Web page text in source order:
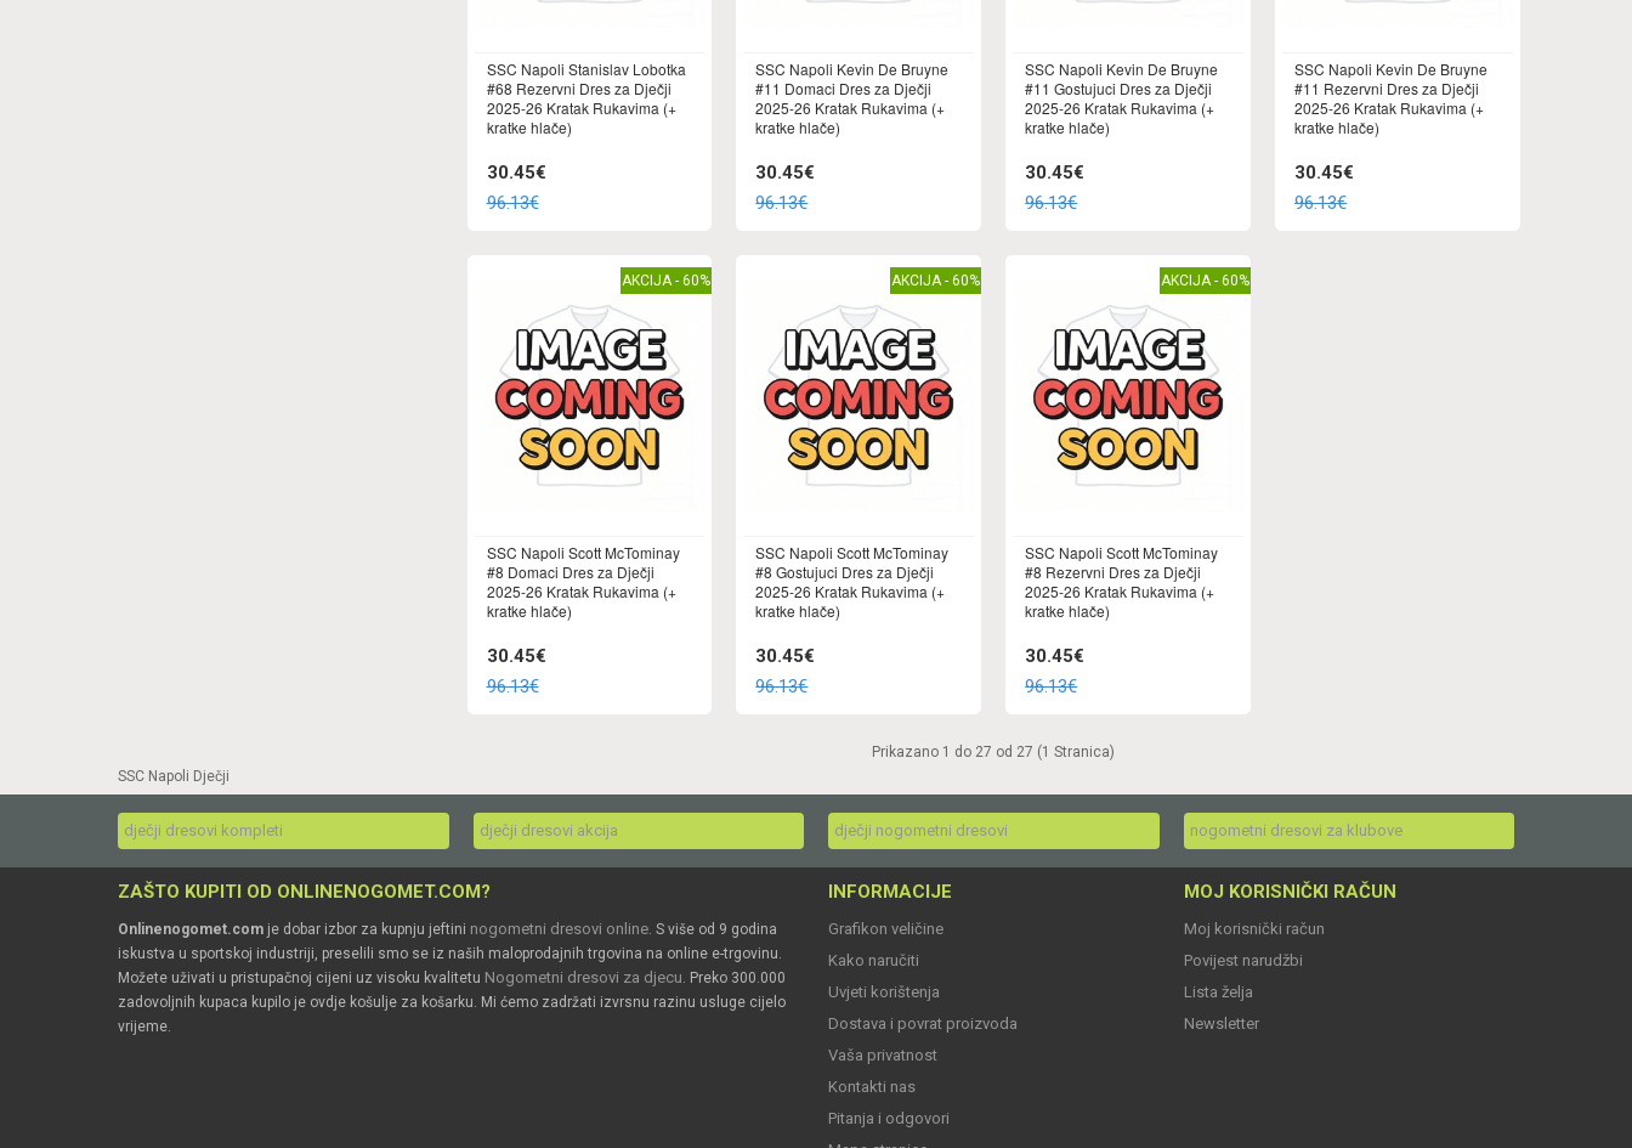
SSC Napoli Stanislav Lobotka
#68 Rezervni Dres za Dječji
2025-26 Kratak Rukavima (+
kratke hlače)
30.45€
96.13€
SSC Napoli Kevin De Bruyne
#11 Domaci Dres za Dječji
2025-26 Kratak Rukavima (+
kratke hlače)
30.45€
96.13€
SSC Napoli Kevin De Bruyne
#11 Gostujuci Dres za Dječji
2025-26 Kratak Rukavima (+
kratke hlače)
30.45€
96.13€
SSC Napoli Kevin De Bruyne
#11 Rezervni Dres za Dječji
2025-26 Kratak Rukavima (+
kratke hlače)
30.45€
96.13€
AKCIJA - 60%
SSC Napoli Scott McTominay
#8 Domaci Dres za Dječji
2025-26 Kratak Rukavima (+
kratke hlače)
30.45€
96.13€
AKCIJA - 60%
SSC Napoli Scott McTominay
#8 Gostujuci Dres za Dječji
2025-26 Kratak Rukavima (+
kratke hlače)
30.45€
96.13€
AKCIJA - 60%
SSC Napoli Scott McTominay
#8 Rezervni Dres za Dječji
2025-26 Kratak Rukavima (+
kratke hlače)
30.45€
96.13€
Prikazano 1 do 27 od 27 (1 Stranica)
SSC Napoli Dječji
dječji dresovi kompleti dječji dresovi akcija dječji nogometni dresovi nogometni dresovi za klubove
ZAŠTO KUPITI OD ONLINENOGOMET.COM?
Onlinenogomet.com je dobar izbor za kupnju jeftini nogometni dresovi online. S više od 9 godina
iskustva u sportskoj industriji, preselili smo se iz naših maloprodajnih trgovina na online e-trgovinu.
Možete uživati u pristupačnoj cijeni uz visoku kvalitetu Nogometni dresovi za djecu. Preko 300.000
zadovoljnih kupaca kupilo je ovdje košulje za košarku. Mi ćemo zadržati izvrsnu razinu usluge cijelo
vrijeme.
INFORMACIJE
Grafikon veličine
Kako naručiti
Uvjeti korištenja
Dostava i povrat proizvoda
Vaša privatnost
Kontakti nas
Pitanja i odgovori
MOJ KORISNIČKI RAČUN
Moj korisnički račun
Povijest narudžbi
Lista želja
Newsletter